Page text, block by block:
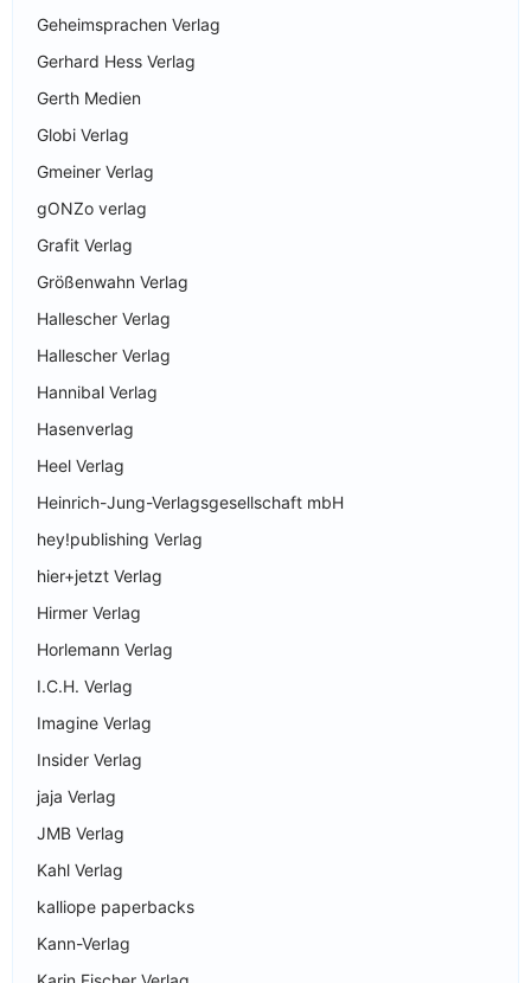
Geheimsprachen Verlag
Gerhard Hess Verlag
Gerth Medien
Globi Verlag
Gmeiner Verlag
gONZo verlag
Grafit Verlag
Größenwahn Verlag
Hallescher Verlag
Hallescher Verlag
Hannibal Verlag
Hasenverlag
Heel Verlag
Heinrich-Jung-Verlagsgesellschaft mbH
hey!publishing Verlag
hier+jetzt Verlag
Hirmer Verlag
Horlemann Verlag
I.C.H. Verlag
Imagine Verlag
Insider Verlag
jaja Verlag
JMB Verlag
Kahl Verlag
kalliope paperbacks
Kann-Verlag